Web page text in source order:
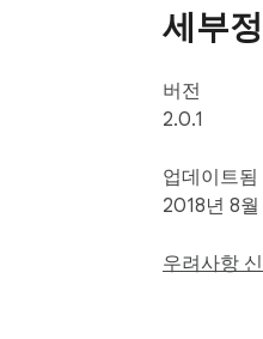
세부
버전
2.0.1
업데이트됨
2018년 8월
우려사항